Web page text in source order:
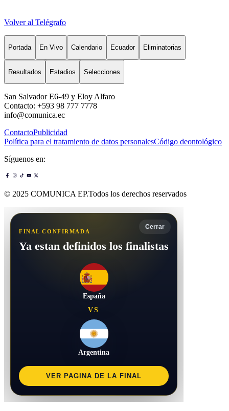
Volver al Telégrafo
Portada En Vivo Calendario Ecuador Eliminatorias
Resultados Estadios Selecciones
San Salvador E6-49 y Eloy Alfaro
Contacto: +593 98 777 7778
info@comunica.ec
ContactoPublicidad
Política para el tratamiento de datos personalesCódigo deontológico
Síguenos en:
© 2025 COMUNICA EP.Todos los derechos reservados
Cerrar
FINAL CONFIRMADA
Ya estan definidos los finalistas
España
VS
Argentina
VER PAGINA DE LA FINAL